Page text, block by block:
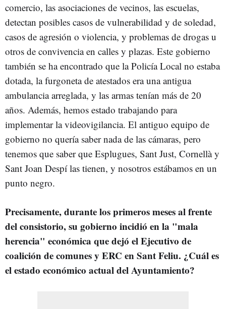
comercio, las asociaciones de vecinos, las escuelas,
detectan posibles casos de vulnerabilidad y de soledad,
casos de agresión o violencia, y problemas de drogas u
otros de convivencia en calles y plazas. Este gobierno
también se ha encontrado que la Policía Local no estaba
dotada, la furgoneta de atestados era una antigua
ambulancia arreglada, y las armas tenían más de 20
años. Además, hemos estado trabajando para
implementar la videovigilancia. El antiguo equipo de
gobierno no quería saber nada de las cámaras, pero
tenemos que saber que Esplugues, Sant Just, Cornellà y
Sant Joan Despí las tienen, y nosotros estábamos en un
punto negro.
Precisamente, durante los primeros meses al frente
del consistorio, su gobierno incidió en la "mala
herencia" económica que dejó el Ejecutivo de
coalición de comunes y ERC en Sant Feliu. ¿Cuál es
el estado económico actual del Ayuntamiento?